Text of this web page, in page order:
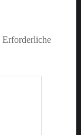
Erforderliche